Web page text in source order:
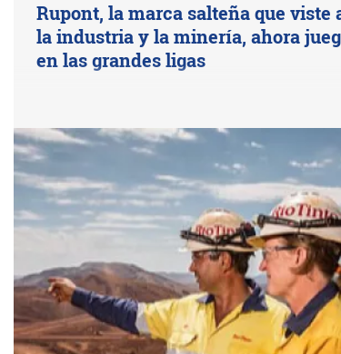
Rupont, la marca salteña que viste
la industria y la minería, ahora
en las grandes ligas